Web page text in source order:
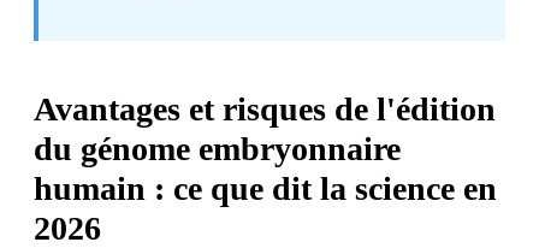
Avantages et risques de l'édition
du génome embryonnaire
humain : ce que dit la science en
2026